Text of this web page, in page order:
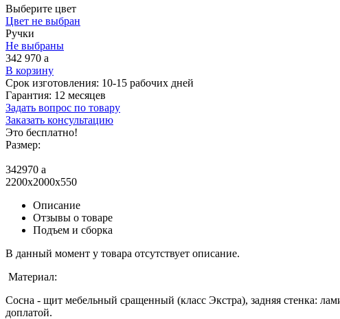
Выберите цвет
Цвет не выбран
Ручки
Не выбраны
342 970 a
В корзину
Срок изготовления: 10-15 рабочих дней
Гарантия: 12 месяцев
Задать вопрос по товару
Заказать консультацию
Это бесплатно!
Размер:
342970 a
2200x2000x550
Описание
Отзывы о товаре
Подъем и сборка
В данный момент у товара отсутствует описание.
Материал:
Сосна - щит мебельный сращенный (класс Экстра), задняя стенка:
доплатой.